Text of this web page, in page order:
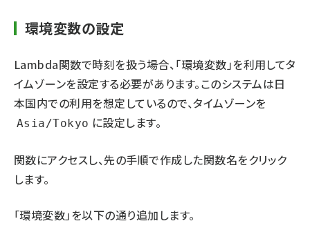
環境変数の設定
Lambda関数で時刻を扱う場合、「環境変数」を利用してタ
イムゾーンを設定する必要があります。このシステムは日
本国内での利用を想定しているので、タイムゾーンを
Asia/Tokyo に設定します。
関数にアクセスし、先の手順で作成した関数名をクリック
します。
「環境変数」を以下の通り追加します。